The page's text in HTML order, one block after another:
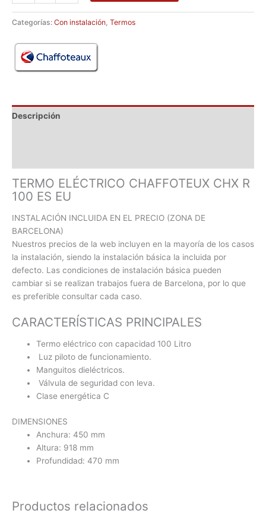
Categorías: Con instalación Termos
Descripción
TERMO ELÉCTRICO CHAFFOTEUX CHX R
100 ES EU
INSTALACIÓN INCLUIDA EN EL PRECIO (ZONA DE
BARCELONA)
Nuestros precios de la web incluyen en la mayoría de los casos
la instalación, siendo la instalación básica la incluida por
defecto. Las condiciones de instalación básica pueden
cambiar si se realizan trabajos fuera de Barcelona, por lo que
es preferible consultar cada caso.
CARACTERÍSTICAS PRINCIPALES
Termo eléctrico con capacidad 100 Litro
Luz piloto de funcionamiento.
Manguitos dieléctricos.
Válvula de seguridad con leva.
Clase energética C
DIMENSIONES
Anchura: 450 mm
Altura: 918 mm
Profundidad: 470 mm
Productos relacionados